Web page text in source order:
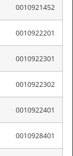
0010921452
0010922201
0010922301
0010922302
0010922401
0010928401